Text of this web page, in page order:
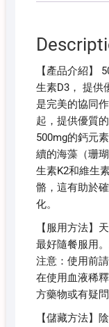
【產品介紹】
生素D3， 提供
是完美的協同
起，提供優質
500mg的鈣元
續的海藻（珊
生素K2和維生
骼，這有助於
化。
【服用方法】
最好隨餐服用
注意：使用前
在使用血液稀
方藥物或有疑
【儲藏方法】